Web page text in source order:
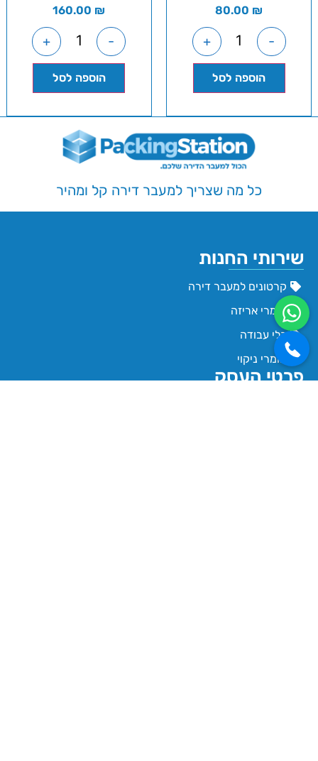
80.00 ₪
-
+
הוספה לסל
160.00 ₪
-
+
הוספה לסל
כל מה שצריך למעבר דירה קל ומהיר
שירותי החנות
קרטונים למעבר דירה
חומרי אריזה
כלי עבודה
חומרי ניקוי
פרטי העסק